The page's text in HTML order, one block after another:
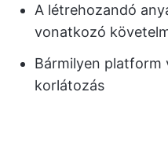
A létrehozandó
vonatkozó
Bármilyen platform
korlátozás